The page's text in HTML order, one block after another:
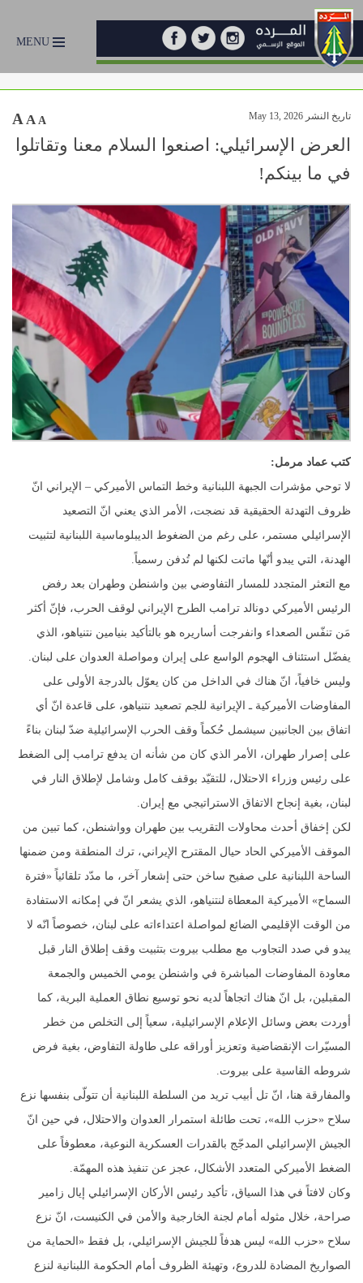
MENU
تاريخ النشر May 13, 2026 A A A
العرض الإسرائيلي: اصنعوا السلام معنا وتقاتلوا
في ما بينكم!
كتب عماد مرمل:
لا توحي مؤشرات الجبهة اللبنانية وخط التماس الأميركي – الإيراني انّ
ظروف التهدئة الحقيقية قد نضجت، الأمر الذي يعني انّ التصعيد
الإسرائيلي مستمر، على رغم من الضغوط الديبلوماسية اللبنانية لتثبيت
الهدنة، التي يبدو أنّها ماتت لكنها لم تُدفن رسمياً.
مع التعثر المتجدد للمسار التفاوضي بين واشنطن وطهران بعد رفض
الرئيس الأميركي دونالد ترامب الطرح الإيراني لوقف الحرب، فإنّ أكثر
مَن تنفّس الصعداء وانفرجت أساريره هو بالتأكيد بنيامين نتنياهو، الذي
يفضّل استئناف الهجوم الواسع على إيران ومواصلة العدوان على لبنان.
وليس خافياً، انّ هناك في الداخل من كان يعوّل بالدرجة الأولى على
المفاوضات الأميركية ـ الإيرانية للجم تصعيد نتنياهو، على قاعدة انّ أي
اتفاق بين الجانبين سيشمل حُكماً وقف الحرب الإسرائيلية ضدّ لبنان بناءً
على إصرار طهران، الأمر الذي كان من شأنه ان يدفع ترامب إلى الضغط
على رئيس وزراء الاحتلال، للتقيّد بوقف كامل وشامل لإطلاق النار في
لبنان، بغية إنجاح الاتفاق الاستراتيجي مع إيران.
لكن إخفاق أحدث محاولات التقريب بين طهران وواشنطن، كما تبين من
الموقف الأميركي الحاد حيال المقترح الإيراني، ترك المنطقة ومن ضمنها
الساحة اللبنانية على صفيح ساخن حتى إشعار آخر، ما مدّد تلقائياً «فترة
السماح» الأميركية المعطاة لنتنياهو، الذي يشعر انّ في إمكانه الاستفادة
من الوقت الإقليمي الضائع لمواصلة اعتداءاته على لبنان، خصوصاً انّه لا
يبدو في صدد التجاوب مع مطلب بيروت بتثبيت وقف إطلاق النار قبل
معاودة المفاوضات المباشرة في واشنطن يومي الخميس والجمعة
المقبلين، بل انّ هناك اتجاهاً لديه نحو توسيع نطاق العملية البرية، كما
أوردت بعض وسائل الإعلام الإسرائيلية، سعياً إلى التخلص من خطر
المسيّرات الإنقضاضية وتعزيز أوراقه على طاولة التفاوض، بغية فرض
شروطه القاسية على بيروت.
والمفارقة هنا، انّ تل أبيب تريد من السلطة اللبنانية أن تتولّى بنفسها نزع
سلاح «حزب الله»، تحت طائلة استمرار العدوان والاحتلال، في حين انّ
الجيش الإسرائيلي المدجّج بالقدرات العسكرية النوعية، معطوفاً على
الضغط الأميركي المتعدد الأشكال، عجز عن تنفيذ هذه المهمّة.
وكان لافتاً في هذا السياق، تأكيد رئيس الأركان الإسرائيلي إيال زامير
صراحة، خلال مثوله أمام لجنة الخارجية والأمن في الكنيست، انّ نزع
سلاح «حزب الله» ليس هدفاً للجيش الإسرائيلي، بل فقط «الحماية من
الصواريخ المضادة للدروع، وتهيئة الظروف أمام الحكومة اللبنانية لنزع